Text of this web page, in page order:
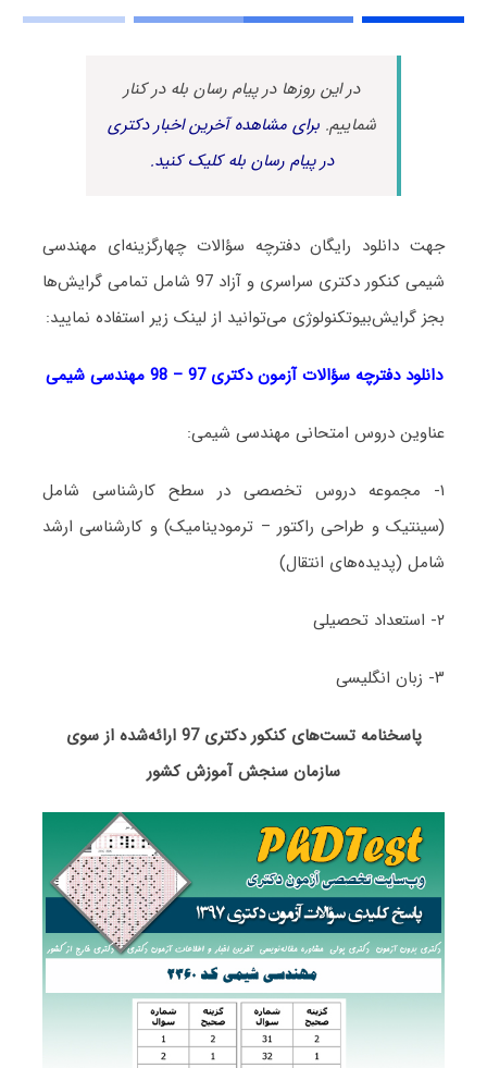
در این روزها در پیام رسان بله در کنار
شماییم.برای مشاهده آخرین اخبار دکتری
در پیام رسان بله کلیک کنید.
جهت دانلود رایگان دفترچه سؤالات چهارگزینه‌ای مهندسی
شیمی کنکور دکتری سراسری و آزاد 97 شامل تمامی گرایش‌ها
بجز گرایش‌بیوتکنولوژی می‌توانید از لینک زیر استفاده نمایید:
دانلود دفترچه سؤالات آزمون دکتری 97 – 98 مهندسی شیمی
عناوین دروس امتحانی مهندسی شیمی:
۱- مجموعه دروس تخصصی در سطح کارشناسی شامل
(سینتیک و طراحی راکتور – ترمودینامیک) و کارشناسی ارشد
شامل (پدیده‌های انتقال)
۲- استعداد تحصیلی
۳- زبان انگلیسی
پاسخنامه تست‌های کنکور دکتری 97 ارائه‌شده از سوی
سازمان سنجش آموزش کشور